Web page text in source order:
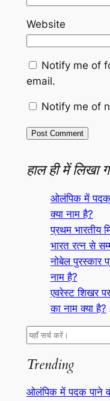
Website
Notify me of
email.
Notify me of
हाल ही में लिखा
ओलंपिक में पदक
क्या नाम है?
प्रथम भारतीय
भारत रत्न से
नोबेल पुरस्कार
नाम है?
एवरेस्ट शिखर
का नाम क्या है?
S
a
c
Trending
ओलंपिक में पदक पाने